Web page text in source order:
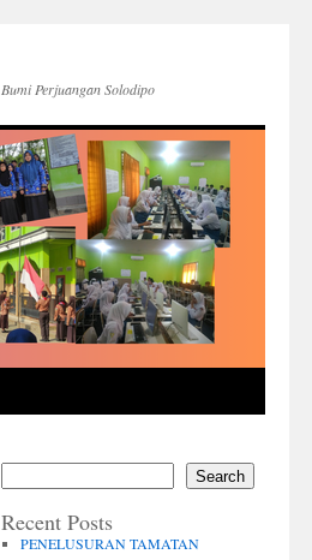
Bumi Perjuangan Solodipo
Search
Recent Posts
PENELUSURAN TAMATAN